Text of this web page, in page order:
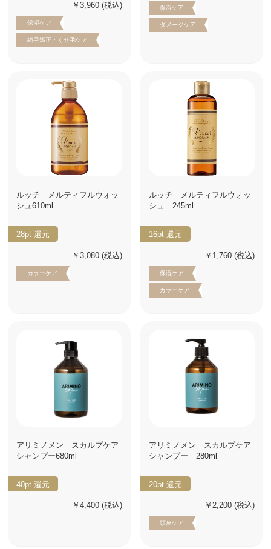
￥3,960 (税込)
保湿ケア
縮毛矯正・くせ毛ケア
保湿ケア
ダメージケア
ルッチ メルティフルウォッ
シュ610ml
28pt 還元
￥3,080 (税込)
カラーケア
ルッチ メルティフルウォッ
シュ 245ml
16pt 還元
￥1,760 (税込)
保湿ケア
カラーケア
アリミノメン スカルプケア
シャンプー680ml
40pt 還元
￥4,400 (税込)
アリミノメン スカルプケア
シャンプー 280ml
20pt 還元
￥2,200 (税込)
頭皮ケア